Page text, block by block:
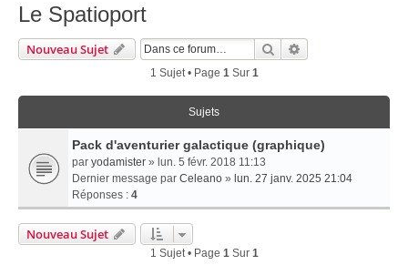
Le Spatioport
Nouveau Sujet Rechercher
1 Sujet • Page 1Sur 1
Sujets
Pack d'aventurier galactique (graphique)
par yodamister » lun. 5 févr. 2018 11:13
Dernier message par Celeano » lun. 27 janv. 2025 21:04
Réponses : 4
Nouveau Sujet
1 Sujet • Page 1Sur 1